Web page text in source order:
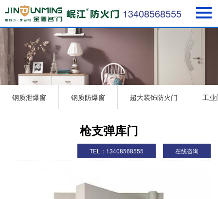
13408568555
钢质泄爆窗 钢质防爆窗 超大装饰防火门 工业
枪支弹库门
在线咨询
TEL：13408568555